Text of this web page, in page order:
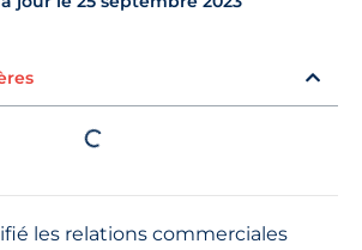
les relations commerciales